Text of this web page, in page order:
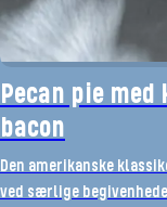
Pecan pie
bacon
Den amerikanske
ved særlige